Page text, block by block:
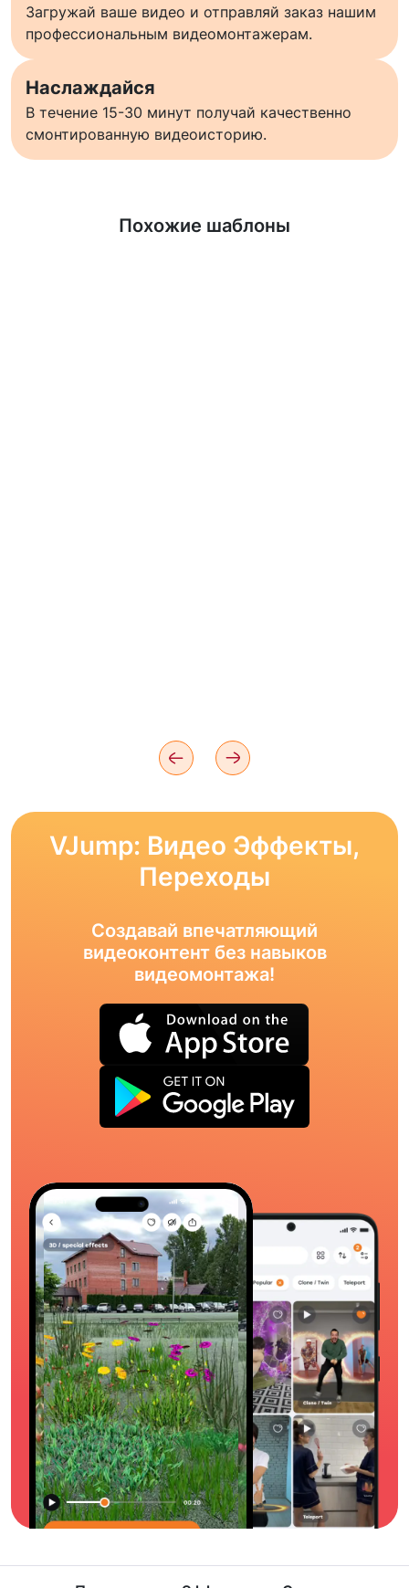
Загружай ваше видео и отправляй заказ нашим
профессиональным видеомонтажерам.
Наслаждайся
В течение 15-30 минут получай качественно
смонтированную видеоисторию.
Похожие шаблоны
Узнать больше
VJump: Видео Эффекты,
Переходы
Создавай впечатляющий
видеоконтент без навыков
видеомонтажа!